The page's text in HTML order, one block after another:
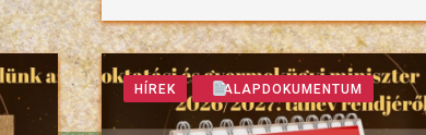
HÍREK ALAPDOKUMENTUM